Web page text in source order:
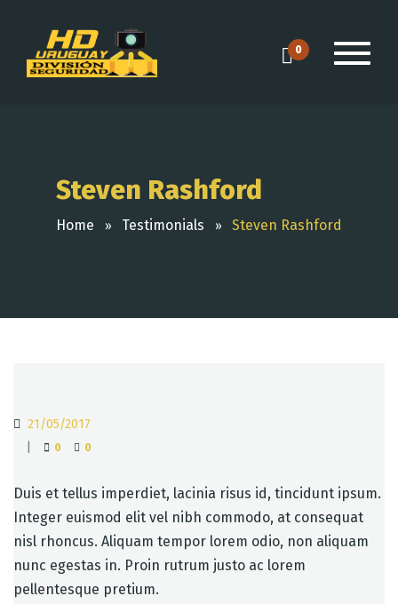
0
Steven Rashford
Home Testimonials Steven Rashford
21/05/2017
0 0
Duis et tellus imperdiet, lacinia risus id, tincidunt ipsum.
Integer euismod elit vel nibh commodo, at consequat
nisl rhoncus. Aliquam tempor lorem odio, non aliquam
nunc egestas in. Proin rutrum justo ac lorem
pellentesque pretium.